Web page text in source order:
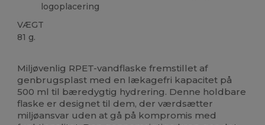
logoplacering
VÆGT
81 g.
Miljøvenlig RPET-vandflaske fremstillet af
genbrugsplast med en lækagefri kapacitet på
500 ml til bæredygtig hydrering. Denne holdbare
flaske er designet til dem, der værdsætter
miljøansvar uden at gå på kompromis med